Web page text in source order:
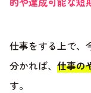
仕事をする上で、
分かれば、 仕事の
す。